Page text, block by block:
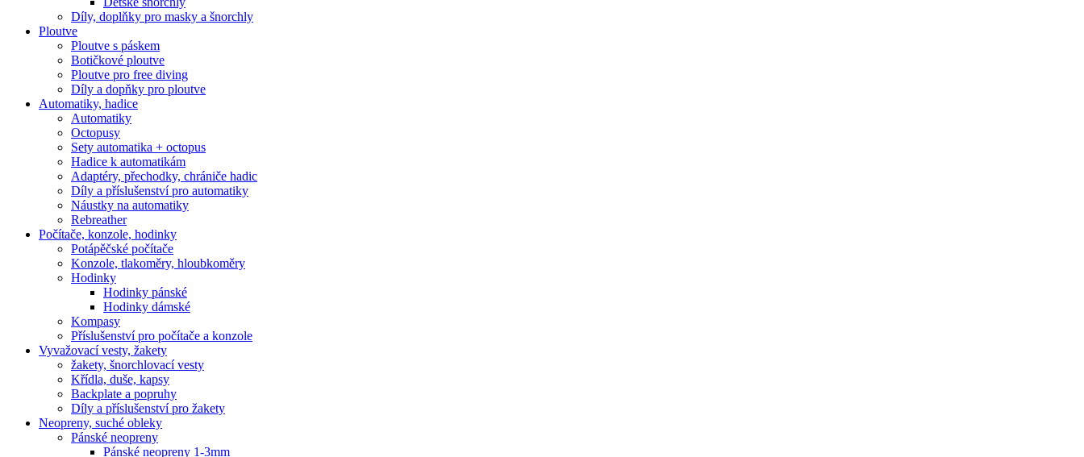
Díly, doplňky pro masky a šnorchly
Ploutve
Ploutve s páskem
Botičkové ploutve
Ploutve pro free diving
Díly a dopňky pro ploutve
Automatiky, hadice
Automatiky
Octopusy
Sety automatika + octopus
Hadice k automatikám
Adaptéry, přechodky, chrániče hadic
Díly a příslušenství pro automatiky
Náustky na automatiky
Rebreather
Počítače, konzole, hodinky
Potápěčské počítače
Konzole, tlakoměry, hloubkoměry
Hodinky
Hodinky pánské
Hodinky dámské
Kompasy
Příslušenství pro počítače a konzole
Vyvažovací vesty, žakety
žakety, šnorchlovací vesty
Křídla, duše, kapsy
Backplate a popruhy
Díly a příslušenství pro žakety
Neopreny, suché obleky
Pánské neopreny
Pánské neopreny 1-3mm